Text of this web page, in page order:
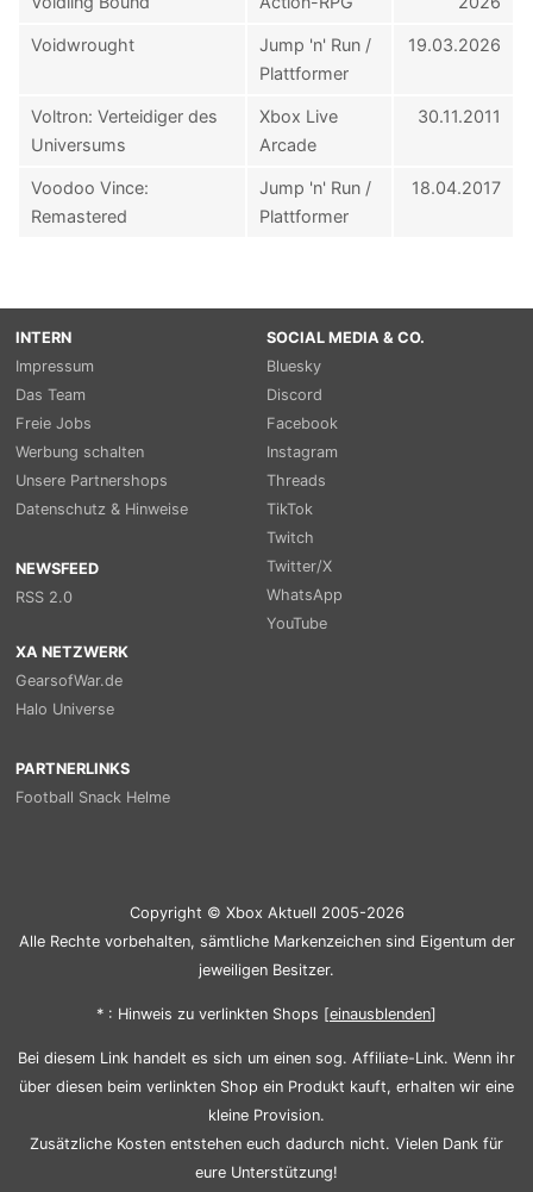
Voidwrought
Jump 'n' Run /
Plattformer
19.03.2026
Voltron: Verteidiger des
Universums
Xbox Live
Arcade
30.11.2011
Voodoo Vince:
Remastered
Jump 'n' Run /
Plattformer
18.04.2017
INTERN
Impressum
Das Team
Freie Jobs
Werbung schalten
Unsere Partnershops
Datenschutz & Hinweise
NEWSFEED
RSS 2.0
SOCIAL MEDIA & CO.
Bluesky
Discord
Facebook
Instagram
Threads
TikTok
Twitch
Twitter/X
WhatsApp
YouTube
XA NETZWERK
GearsofWar.de
Halo Universe
PARTNERLINKS
Football Snack Helme
Copyright © Xbox Aktuell 2005-2026
Alle Rechte vorbehalten, sämtliche Markenzeichen sind Eigentum der
jeweiligen Besitzer.
* : Hinweis zu verlinkten Shops [einausblenden]
Bei diesem Link handelt es sich um einen sog. Affiliate-Link. Wenn ihr
über diesen beim verlinkten Shop ein Produkt kauft, erhalten wir eine
kleine Provision.
Zusätzliche Kosten entstehen euch dadurch nicht. Vielen Dank für
eure Unterstützung!